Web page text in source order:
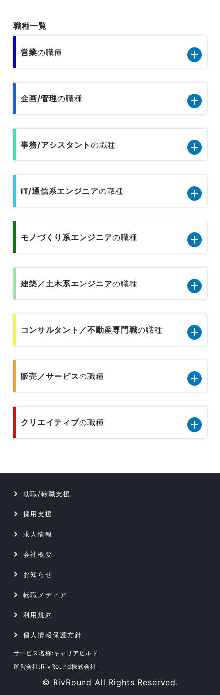
職種一覧
営業の職種
営業11職種のデータです
小売／外食の営業
旅行関連の営業
不動産営業／建設営業
専門商社の営業
金融業界の代理店営業
金融業界の法人営業
企画/管理の職種
企画管理13職種のデータです
内部監査
人事
経営企画／事業企画
貿易／国際業務
広報／PR／IR
広告宣伝
事務/アシスタント の職種
事務/アシスタント9職種のデータです
一般事務
秘書／受付
企画事務
貿易事務
総務事務／法務事務／知財事務／広報事務
IT/通信系エンジニアの職種
IT/通信系エンジニア8職種のデータです
テクニカルサポート／ヘルプデスク
データベース／セキュリティエンジニア
Webエンジニア
プリセールス
ITコンサルタント
モノづくり系エンジニアの職種
モノづくり系エンジニア5職種のデータです
品質管理／品質保証（モノづくり系)
機械設計／金型設計／光学設計
建築／土木系エンジニアの職種
建築／土木系エンジニア6職種のデータです
プラントエンジニア
設備保全／保守／設備メンテナンス
技術開発／部材開発／解析／調査
コンサルタント／不動産専門職の職種
コンサルタント／不動産専門職2職種のデータで
す
コンサルタント
販売／サービスの職種
販売／サービス10職種のデータです
テクニカルサポート／ヘルプデスク
Webエンジニア
プリセールス
クリエイティブの職種
テクニカルサポート／ヘルプデスク
データベース／セキュリティエンジニア
アプリケーションエンジニア
Webエンジニア
ITコンサルタント
就職/転職支援
採用支援
求人情報
会社概要
お知らせ
転職メディア
利用規約
個人情報保護方針
サービス名称:キャリアビルド
運営会社:RivRound株式会社
© RivRound All Rights Reserved.